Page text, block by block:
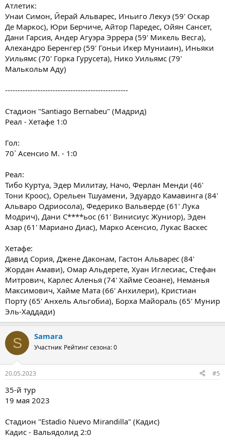
Атлетик:
Унаи Симон, Йерай Альварес, Иньиго Лекуэ (59' Оскар
Де Маркос), Юри Берчиче, Айтор Паредес, Ойян Сансет,
Дани Гарсия, Андер Агуэра Эррера (59' Микель Весга),
Алехандро Беренгер (59' Гоньи Икер Муниаин), Иньяки
Уильямс (70' Горка Гурусета), Нико Уильямс (79'
Малькольм Аду)
-------------------------------------------------
Стадион "Santiago Bernabeu" (Мадрид)
Реал - Хетафе 1:0
Гол:
70` Асенсио М. - 1:0
Реал:
Тибо Куртуа, Эдер Милитау, Начо, Ферлан Менди (46'
Тони Кроос), Орельен Тшуамени, Эдуардо Камавинга (84'
Альваро Одриосола), Федерико Вальверде (61' Лука
Модрич), Дани С****ьос (61' Винисиус Жуниор), Эден
Азар (61' Мариано Диас), Марко Асенсио, Лукас Васкес
Хетафе:
Давид Сория, Джене Даконам, Гастон Альварес (84'
Жордан Амави), Омар Альдерете, Хуан Иглесиас, Стефан
Митрович, Карлес Аленья (74' Хайме Сеоане), Неманья
Максимович, Хайме Мата (66' Анхилери), Кристиан
Порту (65' Анхель Альгобиа), Борха Майораль (65' Мунир
Эль-Хаддади)
S Samara
Участник Рейтинг сезона: 0
20.05.2023 #5
35-й тур
19 мая 2023
Стадион "Estadio Nuevo Mirandilla" (Кадис)
Кадис - Вальядолид 2:0